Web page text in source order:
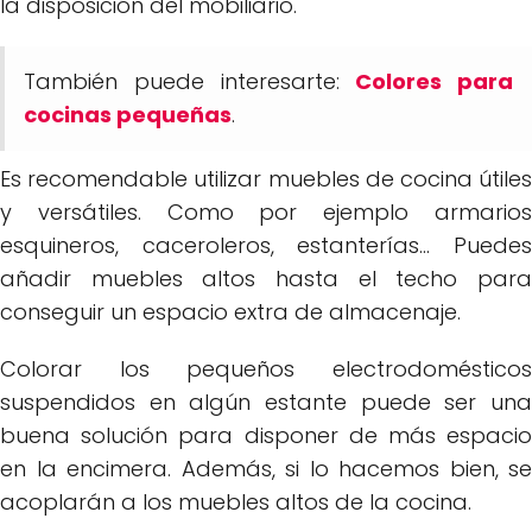
También puede interesarte: Colores para
cocinas pequeñas.
Es recomendable utilizar muebles de cocina útiles
y versátiles. Como por ejemplo armarios
esquineros, caceroleros, estanterías... Puedes
añadir muebles altos hasta el techo para
conseguir un espacio extra de almacenaje.
Colorar los pequeños electrodomésticos
suspendidos en algún estante puede ser una
buena solución para disponer de más espacio
en la encimera. Además, si lo hacemos bien, se
acoplarán a los muebles altos de la cocina.